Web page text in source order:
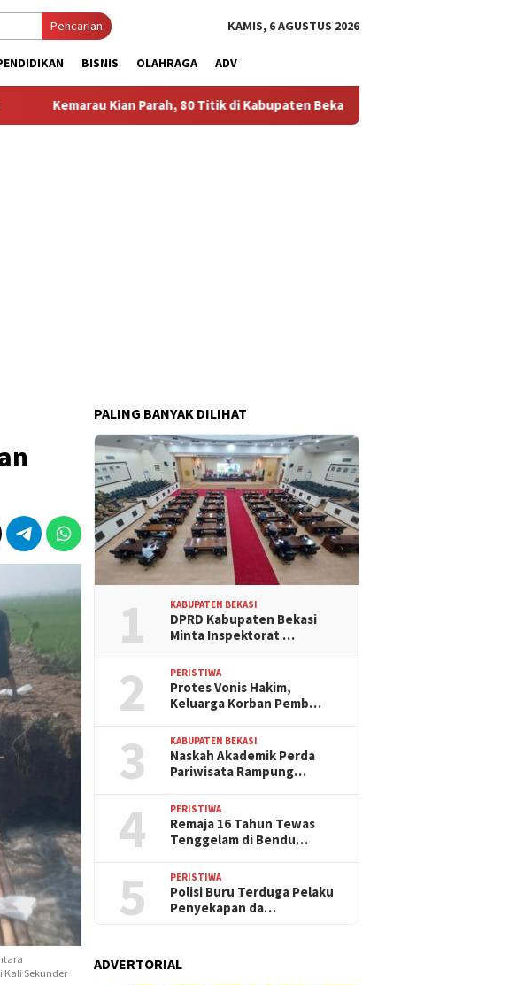
Pencarian KAMIS, 6 AGUSTUS 2026
BISNIS OLAHRAGA ADV
Kian Parah, 80 Titik di Kabupaten Bekasi Alami Krisis Air Bersih
Sekunder
PALING BANYAK DILIHAT
1 KABUPATEN BEKASI
DPRD Kabupaten Bekasi
Minta Inspektorat …
2 PERISTIWA
Protes Vonis Hakim,
Keluarga Korban Pemb…
3 KABUPATEN BEKASI
Naskah Akademik Perda
Pariwisata Rampung…
4 PERISTIWA
Remaja 16 Tahun Tewas
Tenggelam di Bendu…
5 PERISTIWA
Polisi Buru Terduga Pelaku
Penyekapan da…
ADVERTORIAL